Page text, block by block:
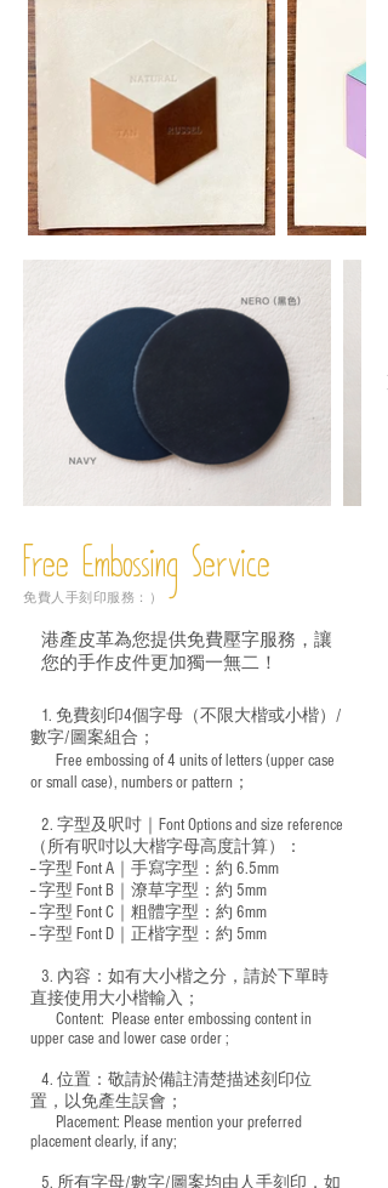
Free Embossing Service
免費人手刻印服務：）
港產皮革為您提供免費壓字服務，讓
您的手作皮件更加獨一無二！
1. 免費刻印4個字母（不限大楷或小楷）/
數字/圖案組合；
Free embossing of 4 units of letters (upper case
or small case), numbers or pattern；
2. 字型及呎吋｜ Font Options and size reference
（所有呎吋以大楷字母高度計算）：
-- 字型 Font A｜手寫字型：約 6.5mm
-- 字型 Font B｜潦草字型： 約 5mm
-- 字型 Font C｜粗體字型：約 6mm
-- 字型 Font D｜正楷字型： 約 5mm
3. 內容：如有大小楷之分，請於下單時
直接使用大小楷輸入；
​ Content: Please enter embossing content in
upper case and lower case order ;
4. 位置：敬請於備註清楚描述刻印位
置，以免產生誤會；
​ Placement: Please mention your preferred
placement clearly, if any;
5. 所有字母/數字/圖案均由人手刻印，如